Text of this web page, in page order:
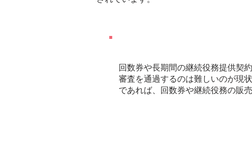
回数券や長期間の継続役務提供契
審査を通過するのは難しいのが現
であれば、回数券や継続役務の販